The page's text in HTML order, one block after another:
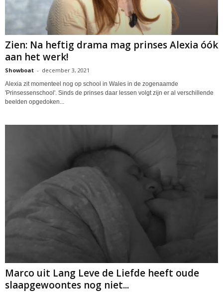
Zien: Na heftig drama mag prinses Alexia óók
aan het werk!
Showboat - december 3, 2021
Alexia zit momenteel nog op school in Wales in de zogenaamde
'Prinsessenschool'. Sinds de prinses daar lessen volgt zijn er al verschillende
beelden opgedoken...
Marco uit Lang Leve de Liefde heeft oude
slaapgewoontes nog niet...